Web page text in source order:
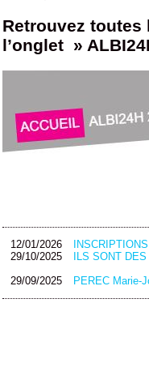
Retrouvez
l’onglet »
12/01/2026
29/10/2025
ILS SONT
29/09/2025
PEREC Marie-